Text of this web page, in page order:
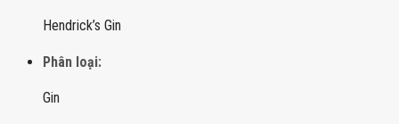
Hendrick’s Gin
Phân loại:
Gin